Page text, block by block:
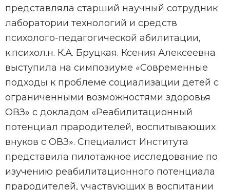
представляла старший научный сотрудник
лаборатории технологий и средств
психолого-педагогической абилитации,
к.психол.н. К.А. Бруцкая. Ксения Алексеевна
выступила на симпозиуме «Современные
подходы к проблеме социализации детей с
ограниченными возможностями здоровья
ОВЗ» с докладом «Реабилитационный
потенциал прародителей, воспитывающих
внуков с ОВЗ». Специалист Института
представила пилотажное исследование по
изучению реабилитационного потенциала
прародителей, участвующих в воспитании